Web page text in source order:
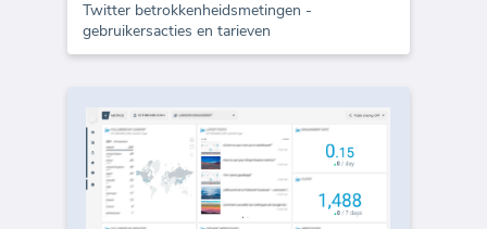
Twitter betrokkenheidsmetingen -
gebruikersacties en tarieven